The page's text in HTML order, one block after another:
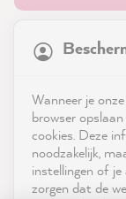
Service
Neem
Wanneer je
browser
cookies. Deze
noodzakelijk,
instellingen of
zorgen dat de
21,841